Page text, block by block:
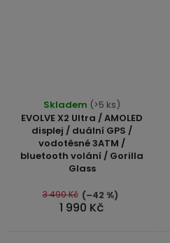
EVOLVE X2 Ultra / AMOLED
displej / duální GPS /
vodotěsné 3ATM /
bluetooth volání / Gorilla
Glass
Skladem (>5 ks)
1 990 Kč
3 490 Kč (–42 %)